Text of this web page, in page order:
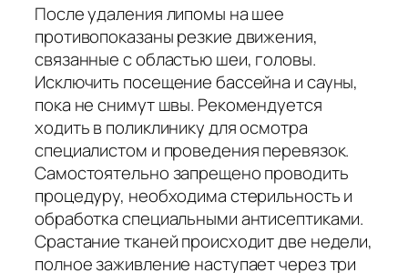
После удаления липомы на шее
противопоказаны резкие движения,
связанные с областью шеи, головы.
Исключить посещение бассейна и сауны,
пока не снимут швы. Рекомендуется
ходить в поликлинику для осмотра
специалистом и проведения перевязок.
Самостоятельно запрещено проводить
процедуру, необходима стерильность и
обработка специальными антисептиками.
Срастание тканей происходит две недели,
полное заживление наступает через три